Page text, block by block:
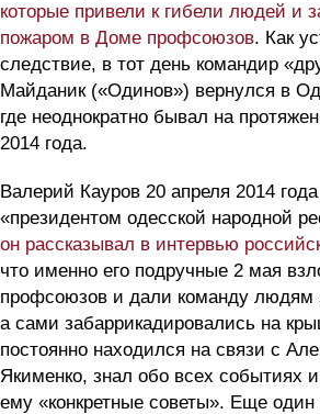
которые привели к гибели людей и
пожаром в Доме профсоюзов. Как
следствие, в тот день командир
Майданик («Одинов») вернулся в
где неоднократно бывал на
2014 года.
Валерий Кауров 20 апреля 2014
«президентом одесской народной
он рассказывал в интервью
что именно его подручные 2 мая
профсоюзов и дали команду людям
а сами забаррикадировались на
постоянно находился на связи с
Якименко, знал обо всех событиях
ему «конкретные советы». Еще